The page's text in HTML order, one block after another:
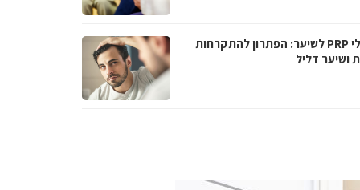
טיפולי PRP לשיער: הפתרון להתקרחות
ושיער דליל